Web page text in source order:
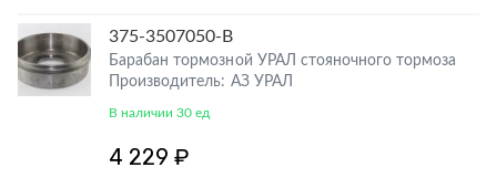
375-3507050-В
Барабан тормозной УРАЛ стояночного тормоза
Производитель: АЗ УРАЛ
В наличии 30 ед
4 229 ₽